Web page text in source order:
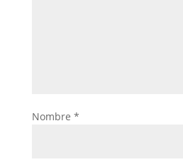
Nombre *